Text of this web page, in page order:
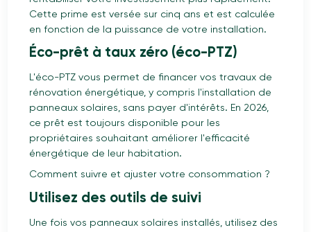
Cette prime est versée sur cinq ans et est calculée
en fonction de la puissance de votre installation.
Éco-prêt à taux zéro (éco-PTZ)
L'éco-PTZ vous permet de financer vos travaux de
rénovation énergétique, y compris l'installation de
panneaux solaires, sans payer d'intérêts. En 2026,
ce prêt est toujours disponible pour les
propriétaires souhaitant améliorer l'efficacité
énergétique de leur habitation.
Comment suivre et ajuster votre consommation ?
Utilisez des outils de suivi
Une fois vos panneaux solaires installés, utilisez des